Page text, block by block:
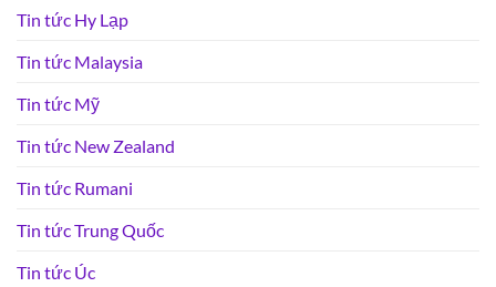
Tin tức Hy Lạp
Tin tức Malaysia
Tin tức Mỹ
Tin tức New Zealand
Tin tức Rumani
Tin tức Trung Quốc
Tin tức Úc